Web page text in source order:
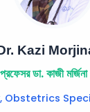
Kazi
প্রফেসর ডা. কাজী
Obstetrics